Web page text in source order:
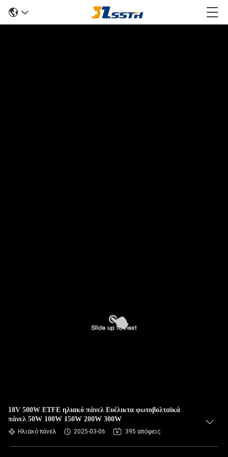
18V 500W ETFE ηλιακό πάνελ Ευέλικτα φωτοβολταϊκά
πάνελ 50W 100W 150W 200W 300W
Ηλιακό πάνελ 2025-03-06 395 απόψεις